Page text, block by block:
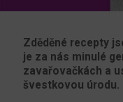
Zděděné recepty
je za nás minulé
zavařovačkách a
švestkovou úrodu.